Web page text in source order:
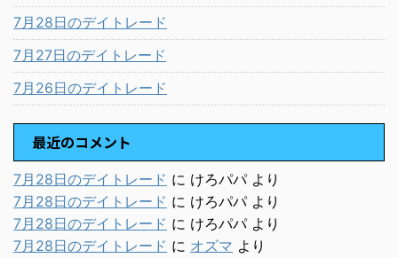
7月28日のデイトレード
7月27日のデイトレード
7月26日のデイトレード
最近のコメント
7月28日のデイトレード に けろパパより
7月28日のデイトレード に けろパパより
7月28日のデイトレード に けろパパより
7月28日のデイトレード に オズマ より